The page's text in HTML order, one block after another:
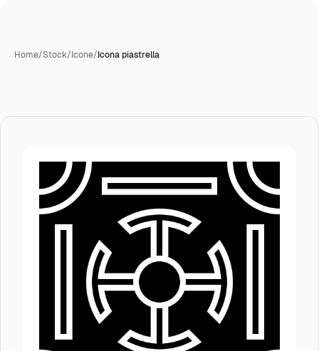
Home/Stock/Icone/Icona piastrella